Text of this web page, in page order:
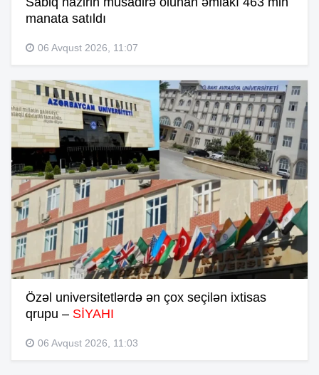
manata satıldı
06 Avqust 2026, 11:07
Özəl universitetlərdə ən çox seçilən ixtisas
qrupu – SİYAHI
06 Avqust 2026, 11:03